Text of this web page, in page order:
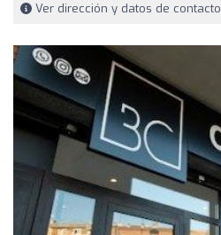
Ver dirección y datos de contacto